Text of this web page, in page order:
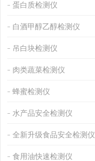
蛋白质检测仪
白酒甲醇乙醇检测仪
吊白块检测仪
肉类蔬菜检测仪
蜂蜜检测仪
水产品安全检测仪
全新升级食品安全检测仪
食用油快速检测仪